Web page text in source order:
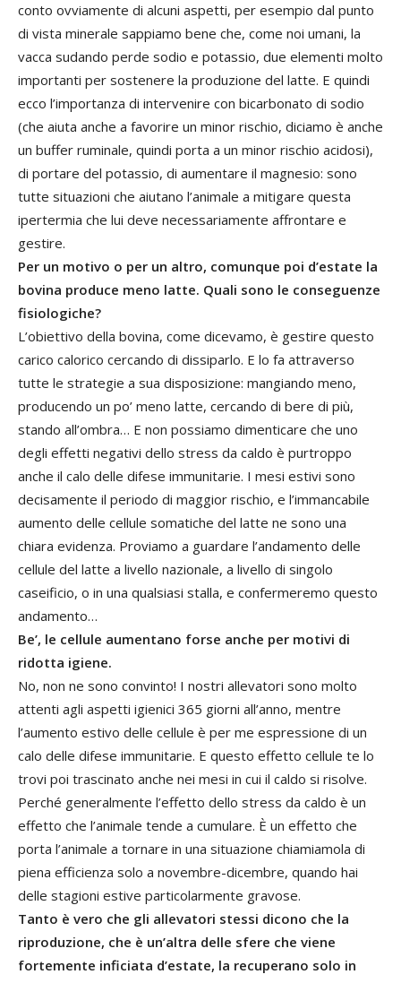
conto ovviamente di alcuni aspetti, per esempio dal punto
di vista minerale sappiamo bene che, come noi umani, la
vacca sudando perde sodio e potassio, due elementi molto
importanti per sostenere la produzione del latte. E quindi
ecco l’importanza di intervenire con bicarbonato di sodio
(che aiuta anche a favorire un minor rischio, diciamo è anche
un buffer ruminale, quindi porta a un minor rischio acidosi),
di portare del potassio, di aumentare il magnesio: sono
tutte situazioni che aiutano l’animale a mitigare questa
ipertermia che lui deve necessariamente affrontare e
gestire.
Per un motivo o per un altro, comunque poi d’estate la
bovina produce meno latte. Quali sono le conseguenze
fisiologiche?
L’obiettivo della bovina, come dicevamo, è gestire questo
carico calorico cercando di dissiparlo. E lo fa attraverso
tutte le strategie a sua disposizione: mangiando meno,
producendo un po’ meno latte, cercando di bere di più,
stando all’ombra… E non possiamo dimenticare che uno
degli effetti negativi dello stress da caldo è purtroppo
anche il calo delle difese immunitarie. I mesi estivi sono
decisamente il periodo di maggior rischio, e l’immancabile
aumento delle cellule somatiche del latte ne sono una
chiara evidenza. Proviamo a guardare l’andamento delle
cellule del latte a livello nazionale, a livello di singolo
caseificio, o in una qualsiasi stalla, e confermeremo questo
andamento…
Be’, le cellule aumentano forse anche per motivi di
ridotta igiene.
No, non ne sono convinto! I nostri allevatori sono molto
attenti agli aspetti igienici 365 giorni all’anno, mentre
l’aumento estivo delle cellule è per me espressione di un
calo delle difese immunitarie. E questo effetto cellule te lo
trovi poi trascinato anche nei mesi in cui il caldo si risolve.
Perché generalmente l’effetto dello stress da caldo è un
effetto che l’animale tende a cumulare. È un effetto che
porta l’animale a tornare in una situazione chiamiamola di
piena efficienza solo a novembre-dicembre, quando hai
delle stagioni estive particolarmente gravose.
Tanto è vero che gli allevatori stessi dicono che la
riproduzione, che è un’altra delle sfere che viene
fortemente inficiata d’estate, la recuperano solo in